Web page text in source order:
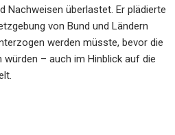
Nachweisen überlastet. Er plädierte
von Bund und Ländern
werden müsste, bevor die
– auch im Hinblick auf die